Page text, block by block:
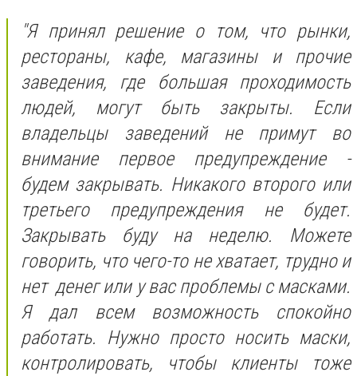
"Я принял решение о том, что рынки,
рестораны, кафе, магазины и прочие
заведения, где большая проходимость
людей, могут быть закрыты. Если
владельцы заведений не примут во
внимание первое предупреждение -
будем закрывать. Никакого второго или
третьего предупреждения не будет.
Закрывать буду на неделю. Можете
говорить, что чего-то не хватает, трудно и
нет денег или у вас проблемы с масками.
Я дал всем возможность спокойно
работать. Нужно просто носить маски,
контролировать, чтобы клиенты тоже